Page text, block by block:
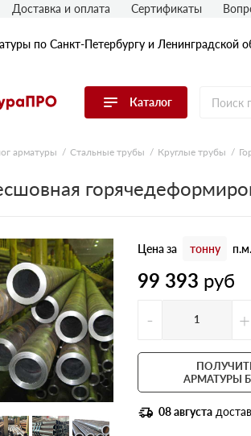
по Санкт-Петербургу и Ленинградской
Каталог
в каталог
к арматуре
Доставка и оплата Сертификаты
арматуры Стальные трубы Круглые трубы
Цена за тонну п.м.
99 393 руб
- +
АРМАТУРЫ
08 августа